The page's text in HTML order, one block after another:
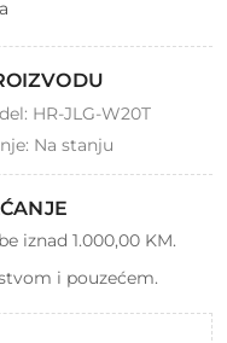
HR-JLG-W20T
Na stanju
iznad 1.000,00 KM.
i pouzećem.